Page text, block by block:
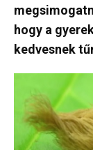
hogy a
kedvesnek